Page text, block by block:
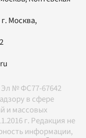
Москва,
№ ФС77-67642
в сфере
и массовых
г. Редакция не
информации,